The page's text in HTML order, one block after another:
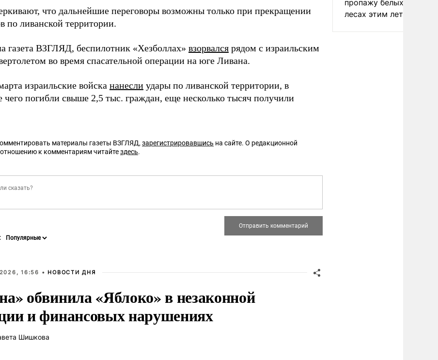
что дальнейшие переговоры возможны только при прекращении
по ливанской территории.
газета ВЗГЛЯД, беспилотник «Хезболлах» взорвался рядом с израильским
во время спасательной операции на юге Ливана.
израильские войска нанесли удары по ливанской территории, в
чего погибли свыше 2,5 тыс. граждан, еще несколько тысяч получили
материалы газеты ВЗГЛЯД, зарегистрировавшись на сайте. О редакционной
к комментариям читайтездесь.
16:56 • НОВОСТИ ДНЯ
обвинила «Яблоко» в незаконной
и финансовых нарушениях
Шишкова
пропажу белых грибов
лесах этим летом